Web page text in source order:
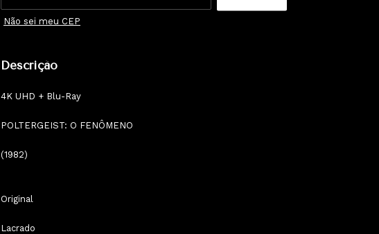
Não sei meu CEP
Descrição
4K UHD + Blu-Ray
POLTERGEIST: O FENÔMENO
(1982)
Original
Lacrado